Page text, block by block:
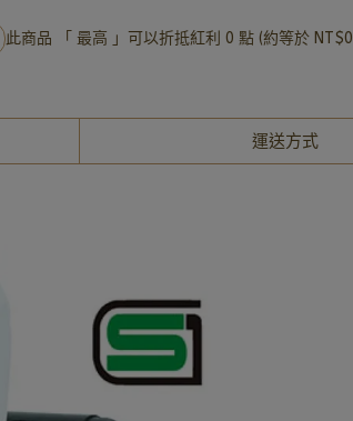
此商品 「 最高 」可以折抵紅利 0 點 (約等於 NT$0
運送方式